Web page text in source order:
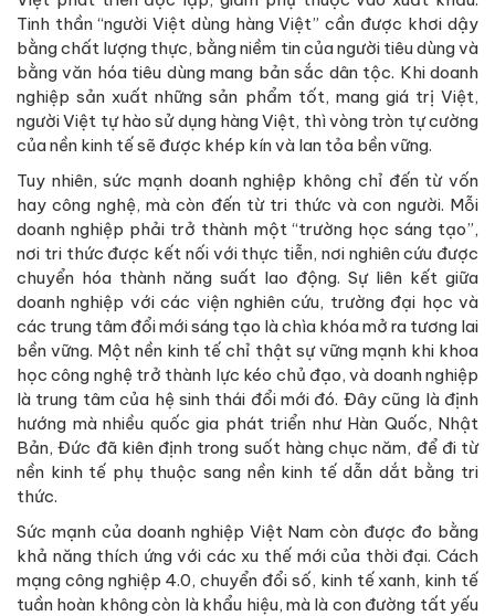
Tinh thần “người Việt dùng hàng Việt” cần được khơi dậy
bằng chất lượng thực, bằng niềm tin của người tiêu dùng và
bằng văn hóa tiêu dùng mang bản sắc dân tộc. Khi doanh
nghiệp sản xuất những sản phẩm tốt, mang giá trị Việt,
người Việt tự hào sử dụng hàng Việt, thì vòng tròn tự cường
của nền kinh tế sẽ được khép kín và lan tỏa bền vững.
Tuy nhiên, sức mạnh doanh nghiệp không chỉ đến từ vốn
hay công nghệ, mà còn đến từ tri thức và con người. Mỗi
doanh nghiệp phải trở thành một “trường học sáng tạo”,
nơi tri thức được kết nối với thực tiễn, nơi nghiên cứu được
chuyển hóa thành năng suất lao động. Sự liên kết giữa
doanh nghiệp với các viện nghiên cứu, trường đại học và
các trung tâm đổi mới sáng tạo là chìa khóa mở ra tương lai
bền vững. Một nền kinh tế chỉ thật sự vững mạnh khi khoa
học công nghệ trở thành lực kéo chủ đạo, và doanh nghiệp
là trung tâm của hệ sinh thái đổi mới đó. Đây cũng là định
hướng mà nhiều quốc gia phát triển như Hàn Quốc, Nhật
Bản, Đức đã kiên định trong suốt hàng chục năm, để đi từ
nền kinh tế phụ thuộc sang nền kinh tế dẫn dắt bằng tri
thức.
Sức mạnh của doanh nghiệp Việt Nam còn được đo bằng
khả năng thích ứng với các xu thế mới của thời đại. Cách
mạng công nghiệp 4.0, chuyển đổi số, kinh tế xanh, kinh tế
tuần hoàn không còn là khẩu hiệu, mà là con đường tất yếu